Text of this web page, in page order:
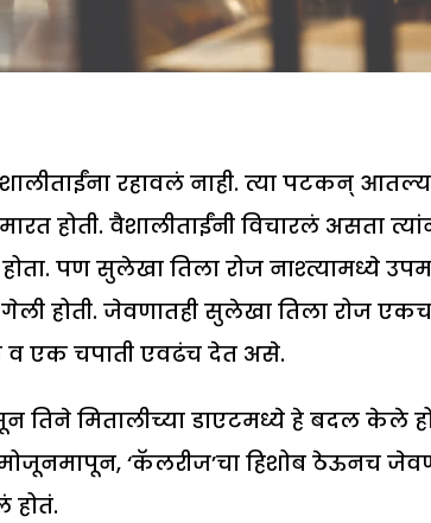
रहावलं नाही. त्या पटकन्
होती. वैशालीताईंनी विचारलं असता
पण सुलेखा तिला रोज नाश्त्यामध्ये
होती. जेवणातही सुलेखा तिला रोज एकच
व एक चपाती एवढंच देत असे.
तिने मितालीच्या डाएटमध्ये हे बदल केले
‘कॅलरीज’चा हिशोब ठेऊनच
होतं.